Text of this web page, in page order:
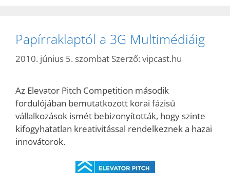
Papírraklaptól a 3G Multimédiáig
2010. június 5. szombat Szerző: vipcast.hu
Az Elevator Pitch Competition második
fordulójában bemutatkozott korai fázisú
vállalkozások ismét bebizonyították, hogy szinte
kifogyhatatlan kreativitással rendelkeznek a hazai
innovátorok.